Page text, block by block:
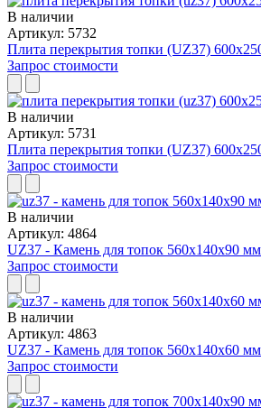
В наличии
Артикул: 5732
Плита перекрытия топки (UZ37)
Запрос стоимости
В наличии
Артикул: 5731
Плита перекрытия топки (UZ37)
Запрос стоимости
В наличии
Артикул: 4864
UZ37 - Камень для топок 560x140x90
Запрос стоимости
В наличии
Артикул: 4863
UZ37 - Камень для топок 560x140x60
Запрос стоимости